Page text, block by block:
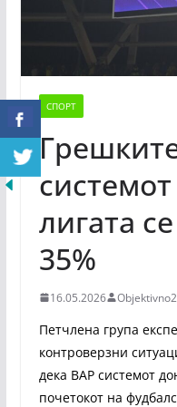
СПОРТ
лигата
35%
16.05.2026
Петчлена група
контроверзни
дека ВАР системот
почетокот на